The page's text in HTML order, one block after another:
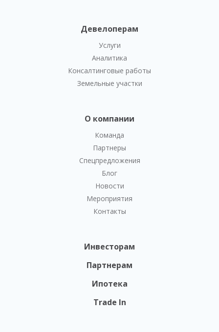
Девелоперам
Услуги
Аналитика
Консалтинговые работы
Земельные участки
О компании
Команда
Партнеры
Спецпредложения
Блог
Новости
Мероприятия
Контакты
Инвесторам
Партнерам
Ипотека
Trade In